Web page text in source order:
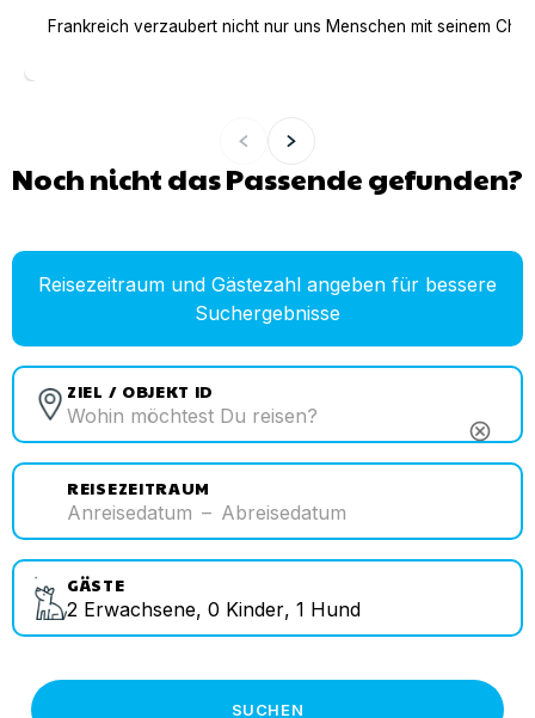
Frankreich verzaubert nicht nur uns Menschen mit seinem
Noch nicht das Passende gefunden?
Reisezeitraum und Gästezahl angeben für bessere
Suchergebnisse
ZIEL / OBJEKT ID
cancel
REISEZEITRAUM
Anreisedatum – Abreisedatum
GÄSTE
2 Erwachsene, 0 Kinder, 1 Hund
SUCHEN